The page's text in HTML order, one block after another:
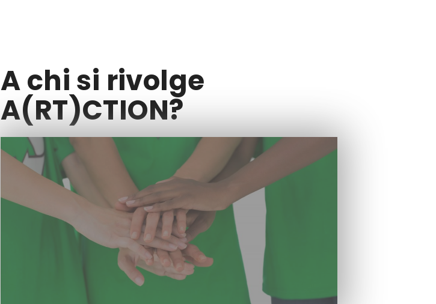
A chi si rivolge
A(RT)CTION?